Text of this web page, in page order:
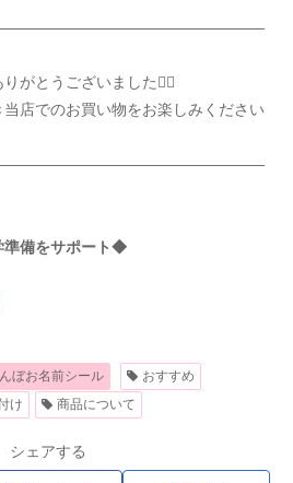
がとうございました🙂‍↕️
店でのお買い物をお楽しみください
準備をサポート◆
ぼお名前シール
おすすめ
け 商品について
シェアする